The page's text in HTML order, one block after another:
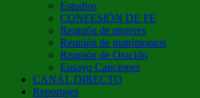
Estudios
CONFESIÓN DE FE
Reunión de mujeres
Reunión de matrimonios
Reunión de Oración
Ensayo Canciones
CANAL DIRECTO
Reportajes